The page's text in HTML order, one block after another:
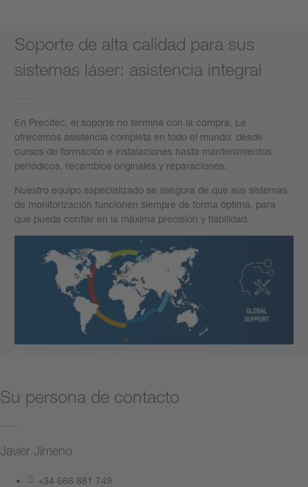
Soporte de alta calidad para sus
sistemas láser: asistencia integral
En Precitec, el soporte no termina con la compra. Le
ofrecemos asistencia completa en todo el mundo: desde
cursos de formación e instalaciones hasta mantenimientos
periódicos, recambios originales y reparaciones.
Nuestro equipo especializado se asegura de que sus sistemas
de monitorización funcionen siempre de forma óptima, para
que pueda confiar en la máxima precisión y fiabilidad.
Su persona de contacto
Javier Jimeno
+34 666 881 749